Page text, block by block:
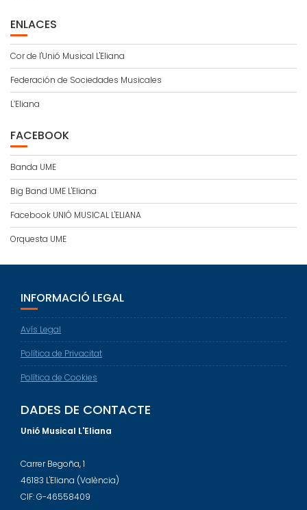
ENLACES
Cor de l'Unió Musical L'Eliana
Federación de Sociedades Musicales
L’Eliana
FACEBOOK
Banda UME
Big Band UME L'Eliana
Facebook UNIÓ MUSICAL L'ELIANA
Orquesta UME
INFORMACIÓ LEGAL
Avís Legal
Política de Privacitat
Política de Cookies
DADES DE CONTACTE
Unió Musical L'Eliana
Carrer Begoña, 1
46183 L'Eliana (València)
CIF: G-46558409